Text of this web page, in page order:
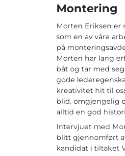
Montering
Morten Eriksen er
som en av våre
på
Morten har lang
båt og tar med
gode
kreativitet hit til
blid, omgjengelig
alltid en god
Intervjuet med
blitt gjennomført
kandidat i tiltaket